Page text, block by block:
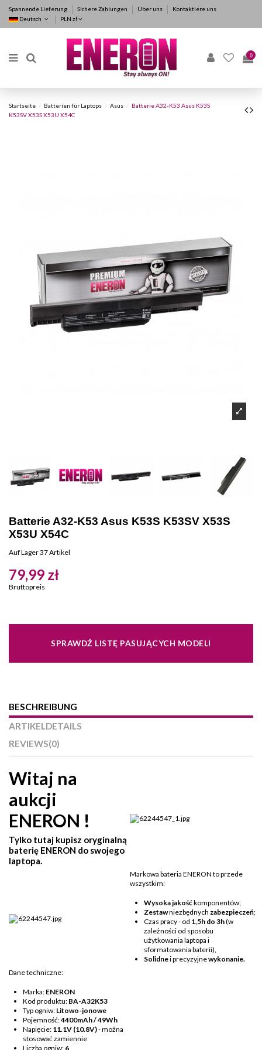
Spannende Lieferung Sichere Zahlungen Über uns
Kontaktiere uns
Deutsch
PLN zł
0
Startseite Batterien für Laptops Asus
Batterie A32-K53 Asus K53S
K53SV X53S X53U X54C
Batterie A32-K53 Asus K53S K53SV X53S
X53U X54C
Auf Lager37 Artikel
79,99 zł
Bruttopreis
SPRAWDŹ LISTĘ PASUJĄCYCH MODELI
BESCHREIBUNG
ARTIKELDETAILS
REVIEWS(0)
Witaj na
aukcji
ENERON !
Tylko tutaj kupisz oryginalną
baterię ENERON do swojego
laptopa.
Markowa bateria ENERON to przede
wszystkim:
Wysoka jakośćkomponentów;
Zestawniezbędnych zabezpieczeń;
Czas pracy - od 1,5h do 3h(w
zależności od sposobu
użytkowania laptopa i
sformatowania baterii),
Solidnei precyzyjnewykonanie.
Dane techniczne:
Marka: ENERON
Kod produktu: BA-A32K53
Typ ogniw: Litowo-jonowe
Pojemność:4400mAh / 49Wh
Napięcie: 11.1V (10.8V)- można
stosować zamiennie
Liczba ogniw: 6